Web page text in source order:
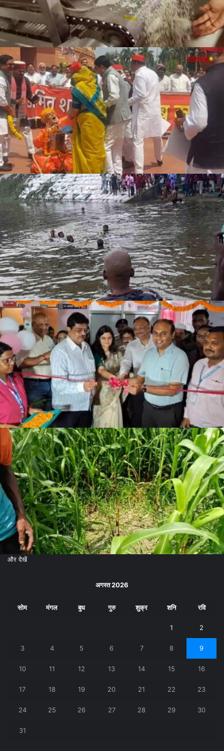
और देखें
अगस्त 2026
सोम मंगल बुध गुरु शुक्र शनि रवि
1 2
3 4 5 6 7 8 9
10 11 12 13 14 15 16
17 18 19 20 21 22 23
24 25 26 27 28 29 30
31